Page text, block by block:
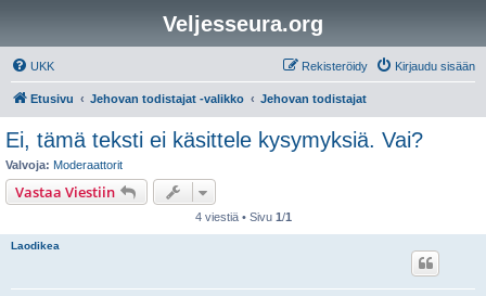
Veljesseura.org
UKK Kirjaudu sisään
Rekisteröidy
Etusivu Jehovan todistajat -valikko Jehovan todistajat
Ei, tämä teksti ei käsittele kysymyksiä. Vai?
Valvoja: Moderaattorit
Vastaa Viestiin
4 viestiä • Sivu 1/1
Laodikea